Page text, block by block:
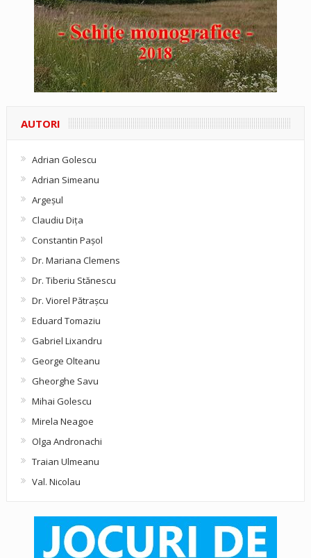
AUTORI
Adrian Golescu
Adrian Simeanu
Argeşul
Claudiu Diţa
Constantin Pașol
Dr. Mariana Clemens
Dr. Tiberiu Stănescu
Dr. Viorel Pătraşcu
Eduard Tomaziu
Gabriel Lixandru
George Olteanu
Gheorghe Savu
Mihai Golescu
Mirela Neagoe
Olga Andronachi
Traian Ulmeanu
Val. Nicolau